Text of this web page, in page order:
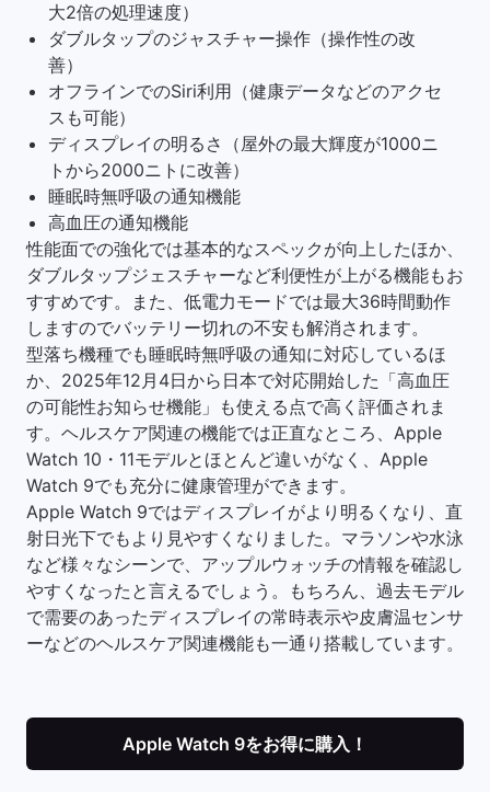
大2倍の処理速度）
ダブルタップのジャスチャー操作（操作性の改
善）
オフラインでのSiri利用（健康データなどのアクセ
スも可能）
ディスプレイの明るさ（屋外の最大輝度が1000ニ
トから2000ニトに改善）
睡眠時無呼吸の通知機能
高血圧の通知機能
性能面での強化では基本的なスペックが向上したほか、
ダブルタップジェスチャーなど利便性が上がる機能もお
すすめです。また、低電力モードでは最大36時間動作
しますのでバッテリー切れの不安も解消されます。
型落ち機種でも睡眠時無呼吸の通知に対応しているほ
か、2025年12月4日から日本で対応開始した「​​高血圧
の可能性お知らせ機能」も使える点で高く評価されま
す。ヘルスケア関連の機能では正直なところ、Apple
Watch 10・11モデルとほとんど違いがなく、Apple
Watch 9でも充分に健康管理ができます。
Apple Watch 9ではディスプレイがより明るくなり、直
射日光下でもより見やすくなりました。マラソンや水泳
など様々なシーンで、アップルウォッチの情報を確認し
やすくなったと言えるでしょう。もちろん、過去モデル
で需要のあったディスプレイの常時表示や皮膚温センサ
ーなどのヘルスケア関連機能も一通り搭載しています。
Apple Watch 9をお得に購入！